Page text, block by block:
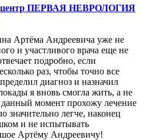
ПЕРВАЯ НЕВРОЛОГИЯ
Артёма Андреевича уже не
и участливого врача еще не
подробно, если
раз, чтобы точно все
диагноз и назначил
я вновь смогла жить, а не
момент прохожу лечение
значительно легче, наконец
и не испытывать
Артёму Андреевичу!